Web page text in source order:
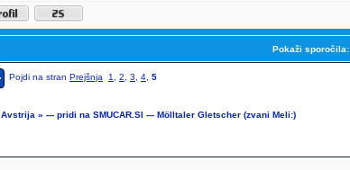
Pokaži sporočila:
Pojdi na stran Prejšnja 1 2 3 4 5
Avstrija » --- pridi na SMUCAR.SI --- Mölltaler Gletscher (zvani Meli:)